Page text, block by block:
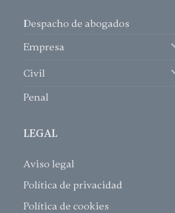
Despacho de abogados
Empresa
Civil
Penal
LEGAL
Aviso legal
Política de privacidad
Política de cookies